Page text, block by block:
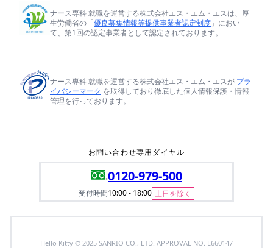
ナース専科 就職を運営する株式会社エス・エム・エスは、厚
生労働省の「優良募集情報等提供事業者認定制度 」におい
て、第1回の認定事業者として認定されております。
ナース専科 就職を運営する株式会社エス・エム・エスが プラ
イバシーマーク を取得しており徹底した個人情報保護・情報
管理を行っております。
お問い合わせ専用ダイヤル
0120-979-500
受付時間10:00 - 18:00 土日を除く
Hello Kitty © 2025 SANRIO CO., LTD. APPROVAL NO. L660147